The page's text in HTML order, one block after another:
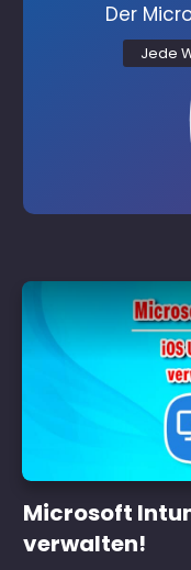
Der
Jede
Microsoft
verwalten!